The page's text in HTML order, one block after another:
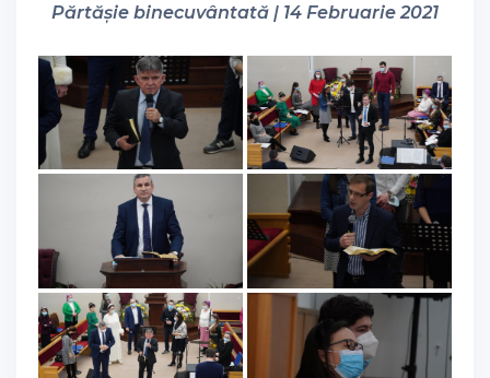
Părtășie binecuvântată | 14 Februarie 2021